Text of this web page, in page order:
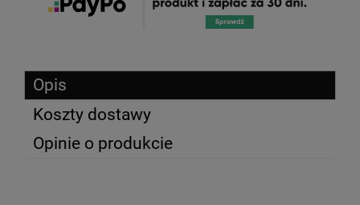
Opis
Koszty dostawy
Opinie o produkcie